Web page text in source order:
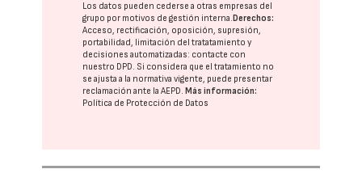
Los datos pueden cederse a otras empresas del
grupo por motivos de gestión interna.Derechos:
Acceso, rectificación, oposición, supresión,
portabilidad, limitación del tratatamiento y
decisiones automatizadas: contacte con
nuestro DPD. Si considera que el tratamiento no
se ajusta a la normativa vigente, puede presentar
reclamación ante laAEPD.Más información:
Política de Protección de Datos